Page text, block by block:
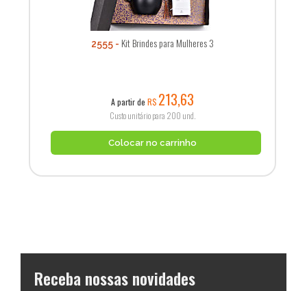
2555 Kit Brindes para Mulheres 3
A partir de R$ 213,63
Custo unitário para 200 und.
Colocar no carrinho
Receba nossas novidades